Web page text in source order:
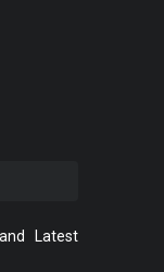
Latest